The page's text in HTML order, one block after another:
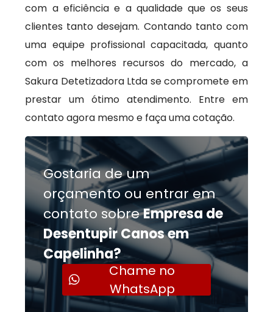
com a eficiência e a qualidade que os seus
clientes tanto desejam. Contando tanto com
uma equipe profissional capacitada, quanto
com os melhores recursos do mercado, a
Sakura Detetizadora Ltda se compromete em
prestar um ótimo atendimento. Entre em
contato agora mesmo e faça uma cotação.
Gostaria de um
orçamento ou entrar em
contato sobreEmpresa de
Desentupir Canos em
Capelinha?
Chame no
WhatsApp